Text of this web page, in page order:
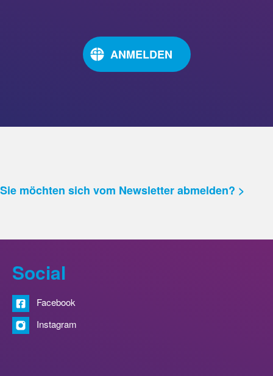
ANMELDEN
Sie möchten sich vom Newsletter abmelden? >
Social
Facebook
Instagram